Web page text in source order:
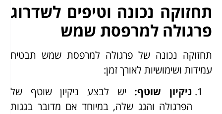
תחזוקה נכונה וטיפים לשדרוג
פרגולה למרפסת שמש
תחזוקה נכונה של פרגולה למרפסת שמש תבטיח
עמידות ושימושיות לאורך זמן:
ניקיון שוטף: יש לבצע ניקיון שוטף של
הפרגולה והגג שלה, במיוחד אם מדובר בגגות